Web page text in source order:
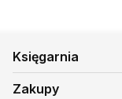
Księgarnia
Zakupy